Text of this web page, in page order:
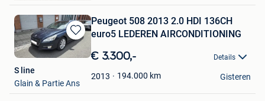
Bewaren
in
Favorieten
Peugeot 508 2013 2.0 HDI 136CH
euro5 LEDEREN AIRCONDITIONING
€ 3.300,- Details
2013 194.000 km
S line
Glain & Partie Ans
Gisteren